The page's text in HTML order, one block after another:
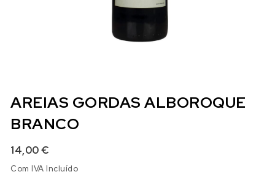
AREIAS GORDAS ALBOROQUE
BRANCO
14,00€
Com IVA Incluído